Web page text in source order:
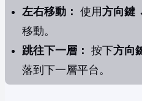
左右移動： 使用方向鍵
移動。
跳往下一層： 按下方向
落到下一層平台。